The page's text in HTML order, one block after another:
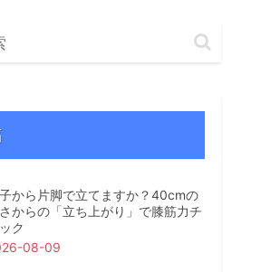
から片脚で立てますか？40cmの
からの「立ち上がり」で膝筋力チ
ク
08-09